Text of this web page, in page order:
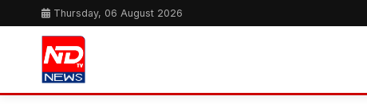
Thursday, 06 August 2026